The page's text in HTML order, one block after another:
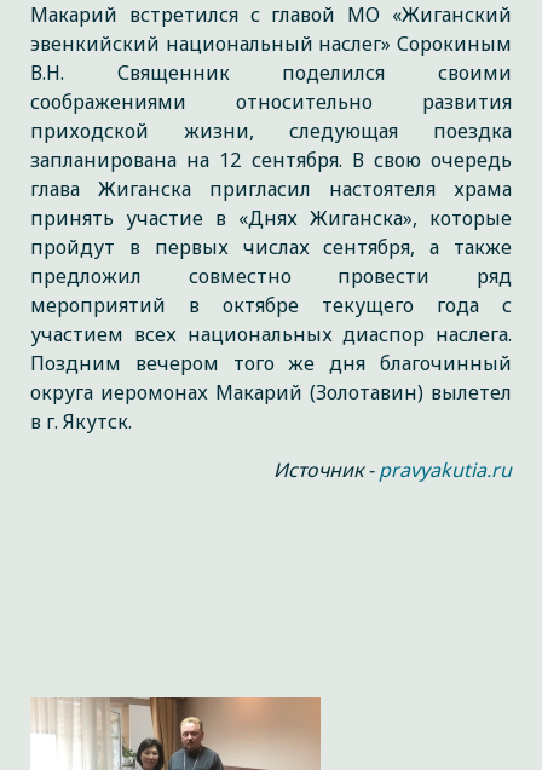
Макарий встретился с главой МО «Жиганский
эвенкийский национальный наслег» Сорокиным
В.Н. Священник поделился своими
соображениями относительно развития
приходской жизни, следующая поездка
запланирована на 12 сентября. В свою очередь
глава Жиганска пригласил настоятеля храма
принять участие в «Днях Жиганска», которые
пройдут в первых числах сентября, а также
предложил совместно провести ряд
мероприятий в октябре текущего года с
участием всех национальных диаспор наслега.
Поздним вечером того же дня благочинный
округа иеромонах Макарий (Золотавин) вылетел
в г. Якутск.
Источник -pravyakutia.ru